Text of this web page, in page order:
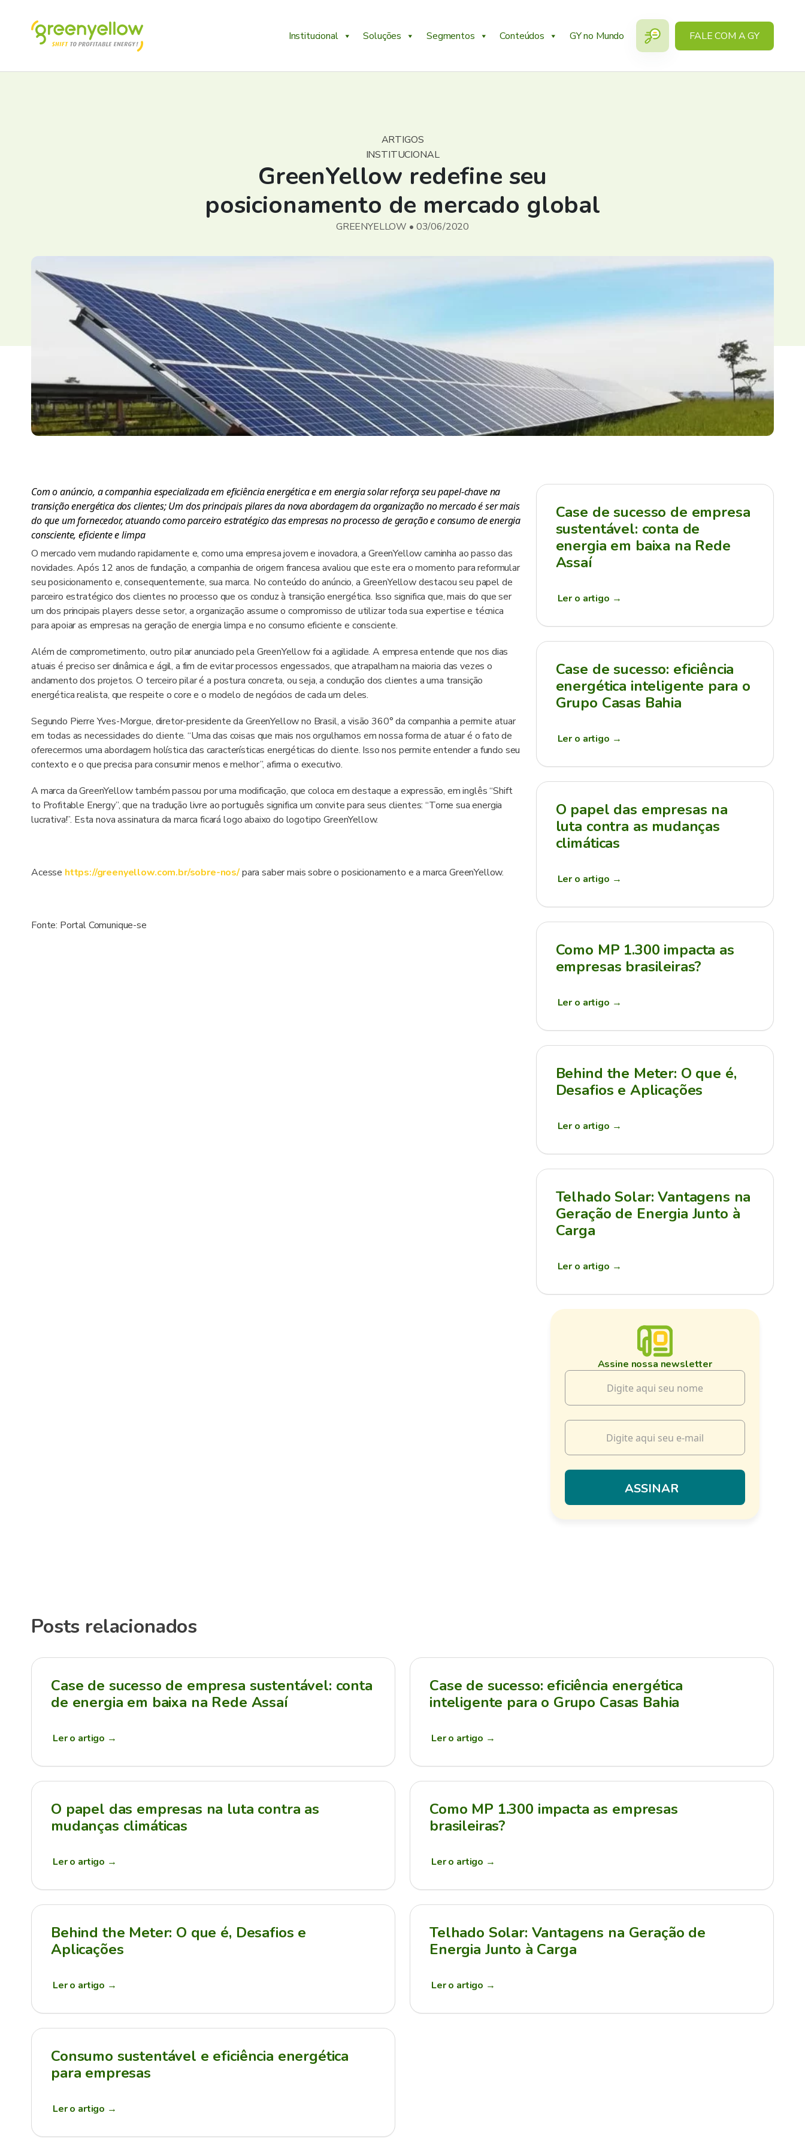
Institucional Soluções Segmentos Conteúdos GY no Mundo FALE COM A GY
ARTIGOS
INSTITUCIONAL
GreenYellow redefine seu
posicionamento de mercado global
GREENYELLOW • 03/06/2020
Com o anúncio, a companhia especializada em eficiência energética e em energia solar reforça seu papel-chave na
transição energética dos clientes; Um dos principais pilares da nova abordagem da organização no mercado é ser mais
do que um fornecedor, atuando como parceiro estratégico das empresas no processo de geração e consumo de energia
consciente, eficiente e limpa
O mercado vem mudando rapidamente e, como uma empresa jovem e inovadora, a GreenYellow caminha ao passo das
novidades. Após 12 anos de fundação, a companhia de origem francesa avaliou que este era o momento para reformular
seu posicionamento e, consequentemente, sua marca. No conteúdo do anúncio, a GreenYellow destacou seu papel de
parceiro estratégico dos clientes no processo que os conduz à transição energética. Isso significa que, mais do que ser
um dos principais players desse setor, a organização assume o compromisso de utilizar toda sua expertise e técnica
para apoiar as empresas na geração de energia limpa e no consumo eficiente e consciente.
Além de comprometimento, outro pilar anunciado pela GreenYellow foi a agilidade. A empresa entende que nos dias
atuais é preciso ser dinâmica e ágil, a fim de evitar processos engessados, que atrapalham na maioria das vezes o
andamento dos projetos. O terceiro pilar é a postura concreta, ou seja, a condução dos clientes a uma transição
energética realista, que respeite o core e o modelo de negócios de cada um deles.
Segundo Pierre Yves-Morgue, diretor-presidente da GreenYellow no Brasil, a visão 360° da companhia a permite atuar
em todas as necessidades do cliente. “Uma das coisas que mais nos orgulhamos em nossa forma de atuar é o fato de
oferecermos uma abordagem holística das características energéticas do cliente. Isso nos permite entender a fundo seu
contexto e o que precisa para consumir menos e melhor”, afirma o executivo.
A marca da GreenYellow também passou por uma modificação, que coloca em destaque a expressão, em inglês “Shift
to Profitable Energy”, que na tradução livre ao português significa um convite para seus clientes: “Torne sua energia
lucrativa!”. Esta nova assinatura da marca ficará logo abaixo do logotipo GreenYellow.
Acesse https://greenyellow.com.br/sobre-nos/para saber mais sobre o posicionamento e a marca GreenYellow.
Fonte: Portal Comunique-se
Case de sucesso de empresa
sustentável: conta de
energia em baixa na Rede
Assaí
Ler o artigo →
Case de sucesso: eficiência
energética inteligente para o
Grupo Casas Bahia
Ler o artigo →
O papel das empresas na
luta contra as mudanças
climáticas
Ler o artigo →
Como MP 1.300 impacta as
empresas brasileiras?
Ler o artigo →
Behind the Meter: O que é,
Desafios e Aplicações
Ler o artigo →
Telhado Solar: Vantagens na
Geração de Energia Junto à
Carga
Ler o artigo →
Assine nossa newsletter
Posts relacionados
Case de sucesso de empresa sustentável: conta
de energia em baixa na Rede Assaí
Ler o artigo →
Case de sucesso: eficiência energética
inteligente para o Grupo Casas Bahia
Ler o artigo →
O papel das empresas na luta contra as
mudanças climáticas
Ler o artigo →
Como MP 1.300 impacta as empresas
brasileiras?
Ler o artigo →
Behind the Meter: O que é, Desafios e
Aplicações
Ler o artigo →
Telhado Solar: Vantagens na Geração de
Energia Junto à Carga
Ler o artigo →
Consumo sustentável e eficiência energética
para empresas
Ler o artigo →